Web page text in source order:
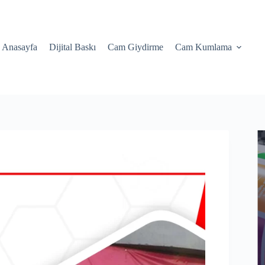
Anasayfa Dijital Baskı Cam Giydirme Cam Kumlama